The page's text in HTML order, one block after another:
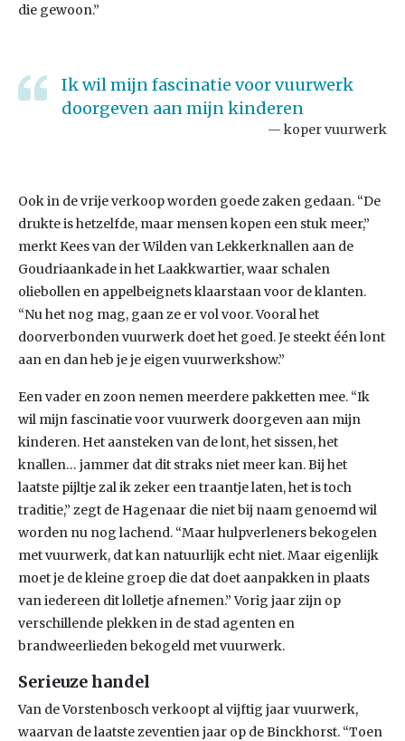
die gewoon.”
Ik wil mijn fascinatie voor vuurwerk
doorgeven aan mijn kinderen
koper vuurwerk
Ook in de vrije verkoop worden goede zaken gedaan. “De
drukte is hetzelfde, maar mensen kopen een stuk meer,”
merkt Kees van der Wilden van Lekkerknallen aan de
Goudriaankade in het Laakkwartier, waar schalen
oliebollen en appelbeignets klaarstaan voor de klanten.
“Nu het nog mag, gaan ze er vol voor. Vooral het
doorverbonden vuurwerk doet het goed. Je steekt één lont
aan en dan heb je je eigen vuurwerkshow.”
Een vader en zoon nemen meerdere pakketten mee. “Ik
wil mijn fascinatie voor vuurwerk doorgeven aan mijn
kinderen. Het aansteken van de lont, het sissen, het
knallen… jammer dat dit straks niet meer kan. Bij het
laatste pijltje zal ik zeker een traantje laten, het is toch
traditie,” zegt de Hagenaar die niet bij naam genoemd wil
worden nu nog lachend. “Maar hulpverleners bekogelen
met vuurwerk, dat kan natuurlijk echt niet. Maar eigenlijk
moet je de kleine groep die dat doet aanpakken in plaats
van iedereen dit lolletje afnemen.” Vorig jaar zijn op
verschillende plekken in de stad agenten en
brandweerlieden bekogeld met vuurwerk.
Serieuze handel
Van de Vorstenbosch verkoopt al vijftig jaar vuurwerk,
waarvan de laatste zeventien jaar op de Binckhorst. “Toen